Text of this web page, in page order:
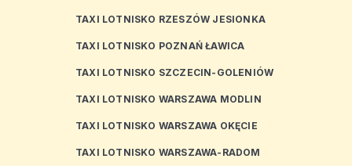
TAXI LOTNISKO RZESZÓW JESIONKA
TAXI LOTNISKO POZNAŃ ŁAWICA
TAXI LOTNISKO SZCZECIN-GOLENIÓW
TAXI LOTNISKO WARSZAWA MODLIN
TAXI LOTNISKO WARSZAWA OKĘCIE
TAXI LOTNISKO WARSZAWA-RADOM